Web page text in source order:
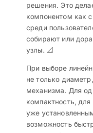
решения. Это
компонентом как
среди
собирают или
узлы. 📐
При выборе
не только
механизма. Для
компактность,
уже
возможность